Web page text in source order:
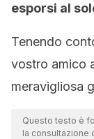
esporsi al
Tenendo
vostro amico
meravigliosa
Questo testo è
la consultazione